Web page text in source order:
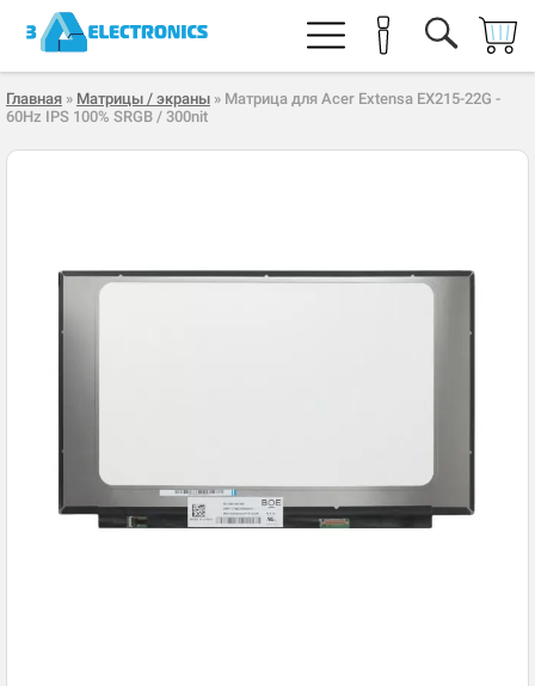
Главная » Матрицы / экраны » Матрица для Acer Extensa EX215-22G -
60Hz IPS 100% SRGB / 300nit